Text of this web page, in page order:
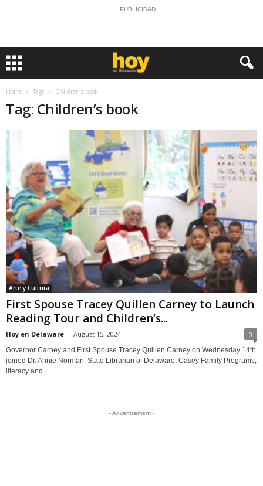
PUBLICIDAD
Home Tags Children’s book
Tag: Children’s book
Arte y Cultura
First Spouse Tracey Quillen Carney to Launch
Reading Tour and Children’s...
Hoy en Delaware - August 15, 2024 0
Governor Carney and First Spouse Tracey Quillen Carney on Wednesday 14th
joined Dr. Annie Norman, State Librarian of Delaware, Casey Family Programs,
literacy and...
- Advertisement -